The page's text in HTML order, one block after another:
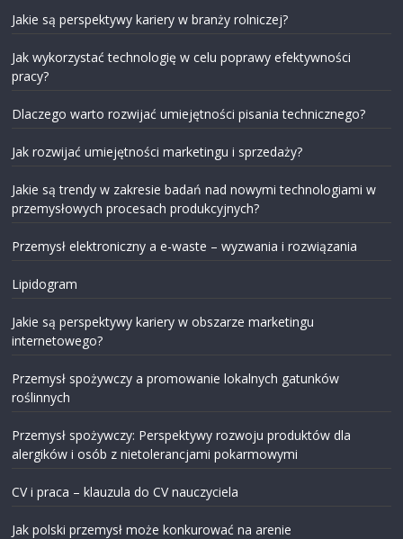
Jakie są perspektywy kariery w branży rolniczej?
Jak wykorzystać technologię w celu poprawy efektywności
pracy?
Dlaczego warto rozwijać umiejętności pisania technicznego?
Jak rozwijać umiejętności marketingu i sprzedaży?
Jakie są trendy w zakresie badań nad nowymi technologiami w
przemysłowych procesach produkcyjnych?
Przemysł elektroniczny a e-waste – wyzwania i rozwiązania
Lipidogram
Jakie są perspektywy kariery w obszarze marketingu
internetowego?
Przemysł spożywczy a promowanie lokalnych gatunków
roślinnych
Przemysł spożywczy: Perspektywy rozwoju produktów dla
alergików i osób z nietolerancjami pokarmowymi
CV i praca – klauzula do CV nauczyciela
Jak polski przemysł może konkurować na arenie